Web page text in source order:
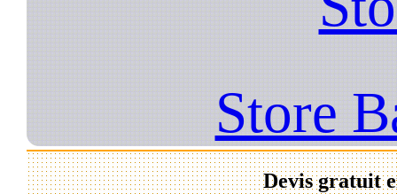
Store
Devis gratuit